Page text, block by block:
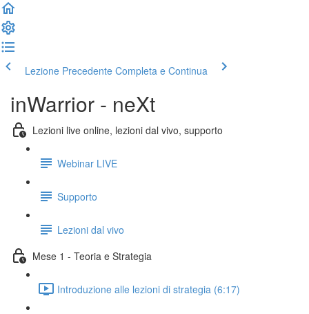
Lezione Precedente Completa e Continua
inWarrior - neXt
Lezioni live online, lezioni dal vivo, supporto
Webinar LIVE
Supporto
Lezioni dal vivo
Mese 1 - Teoria e Strategia
Introduzione alle lezioni di strategia (6:17)